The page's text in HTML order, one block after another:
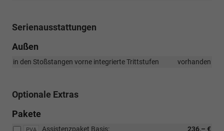
Serienausstattungen
Außen
in den Stoßstangen vorne integrierte Trittstufen vorhanden
Optionale Extras
Pakete
PVA 236,– €
Assistenzpaket Basis: